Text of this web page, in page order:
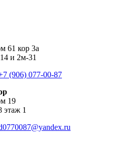
61 кор 3а
и 2м-31
(906) 077-00-87
19
этаж 1